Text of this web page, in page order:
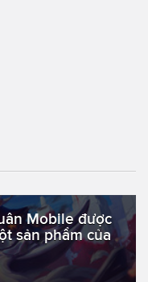
Mobile được
sản phẩm của